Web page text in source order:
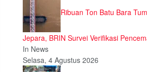
Ribuan Ton Batu Bara
Jepara, BRIN Survei Verifikasi
In News
Selasa, 4 Agustus 2026